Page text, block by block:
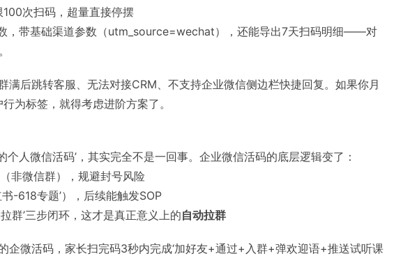
次扫码，超量直接停摆
，带基础渠道参数（utm_source=wechat），还能导出7天扫码明细——对
满后跳转客服、无法对接CRM、不支持企业微信侧边栏快捷回复。如果你月
为标签，就得考虑进阶方案了。
个人微信活码’，其实完全不是一回事。企业微信活码的底层逻辑变了：
非微信群），规避封号风险
-618专题’），后续能触发SOP
’三步闭环，这才是真正意义上的自动拉群
企微活码，家长扫完码3秒内完成‘加好友+通过+入群+弹欢迎语+推送试听课